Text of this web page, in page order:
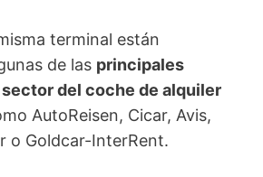
terminal están
de las principales
del coche de alquiler
AutoReisen, Cicar, Avis,
o Goldcar-InterRent.